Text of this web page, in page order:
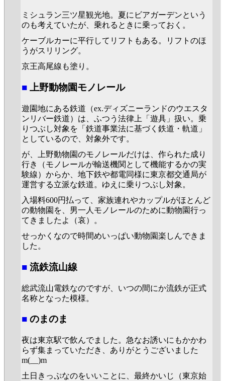
ミシュラン三ツ星観光地。夏にビアガーデンという
のも考えていたが、乗れるときに乗っておく。
ケーブルカーに平行してリフトもある。リフトのほ
うがスリリング。
京王高尾線も塗り。
■ 上野動物園モノレール
遊園地にある鉄道（ex.ディズニーランドのウエスタ
ンリバー鉄道）は、ふつう法律上「遊具」扱い。乗
りつぶし対象を「鉄道事業法に基づく鉄道・軌道」
としているので、対象外です。
が、上野動物園のモノレールだけは、作られた成り
行き（モノレールが輸送機関として機能するかの実
験線）からか、地下鉄や都電同様に東京都交通局が
運営する立派な鉄道。ゆえに乗りつぶし対象。
入場料600円払って、家族連れやカップルがほとんど
の動物園を、男一人モノレールのために動物園行っ
てきましたよ（哀）。
せっかくなので時間めいっぱい動物園楽しんできま
した。
■ 流鉄流山線
総武流山電鉄なのですが、いつの間にか流鉄が正式
名称となった模様。
■ のまのま
夜は東京駅で飲んでました。急なお誘いにもかかわ
らず集まっていただき、ありがとうございました
m(__)m
土日きっぷなのをいいことに、最終かいじ（東京始